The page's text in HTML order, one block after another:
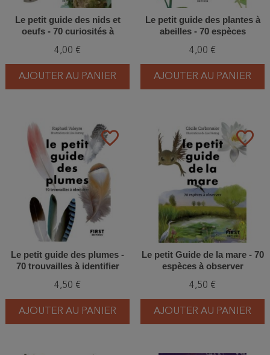
Le petit guide des nids et
oeufs - 70 curiosités à
4,00 €
AJOUTER AU PANIER
Le petit guide des plantes à
abeilles - 70 espèces
4,00 €
AJOUTER AU PANIER
favorite_border
Le petit guide des plumes -
70 trouvailles à identifier
4,50 €
AJOUTER AU PANIER
favorite_border
Le petit Guide de la mare - 70
espèces à observer
4,50 €
AJOUTER AU PANIER